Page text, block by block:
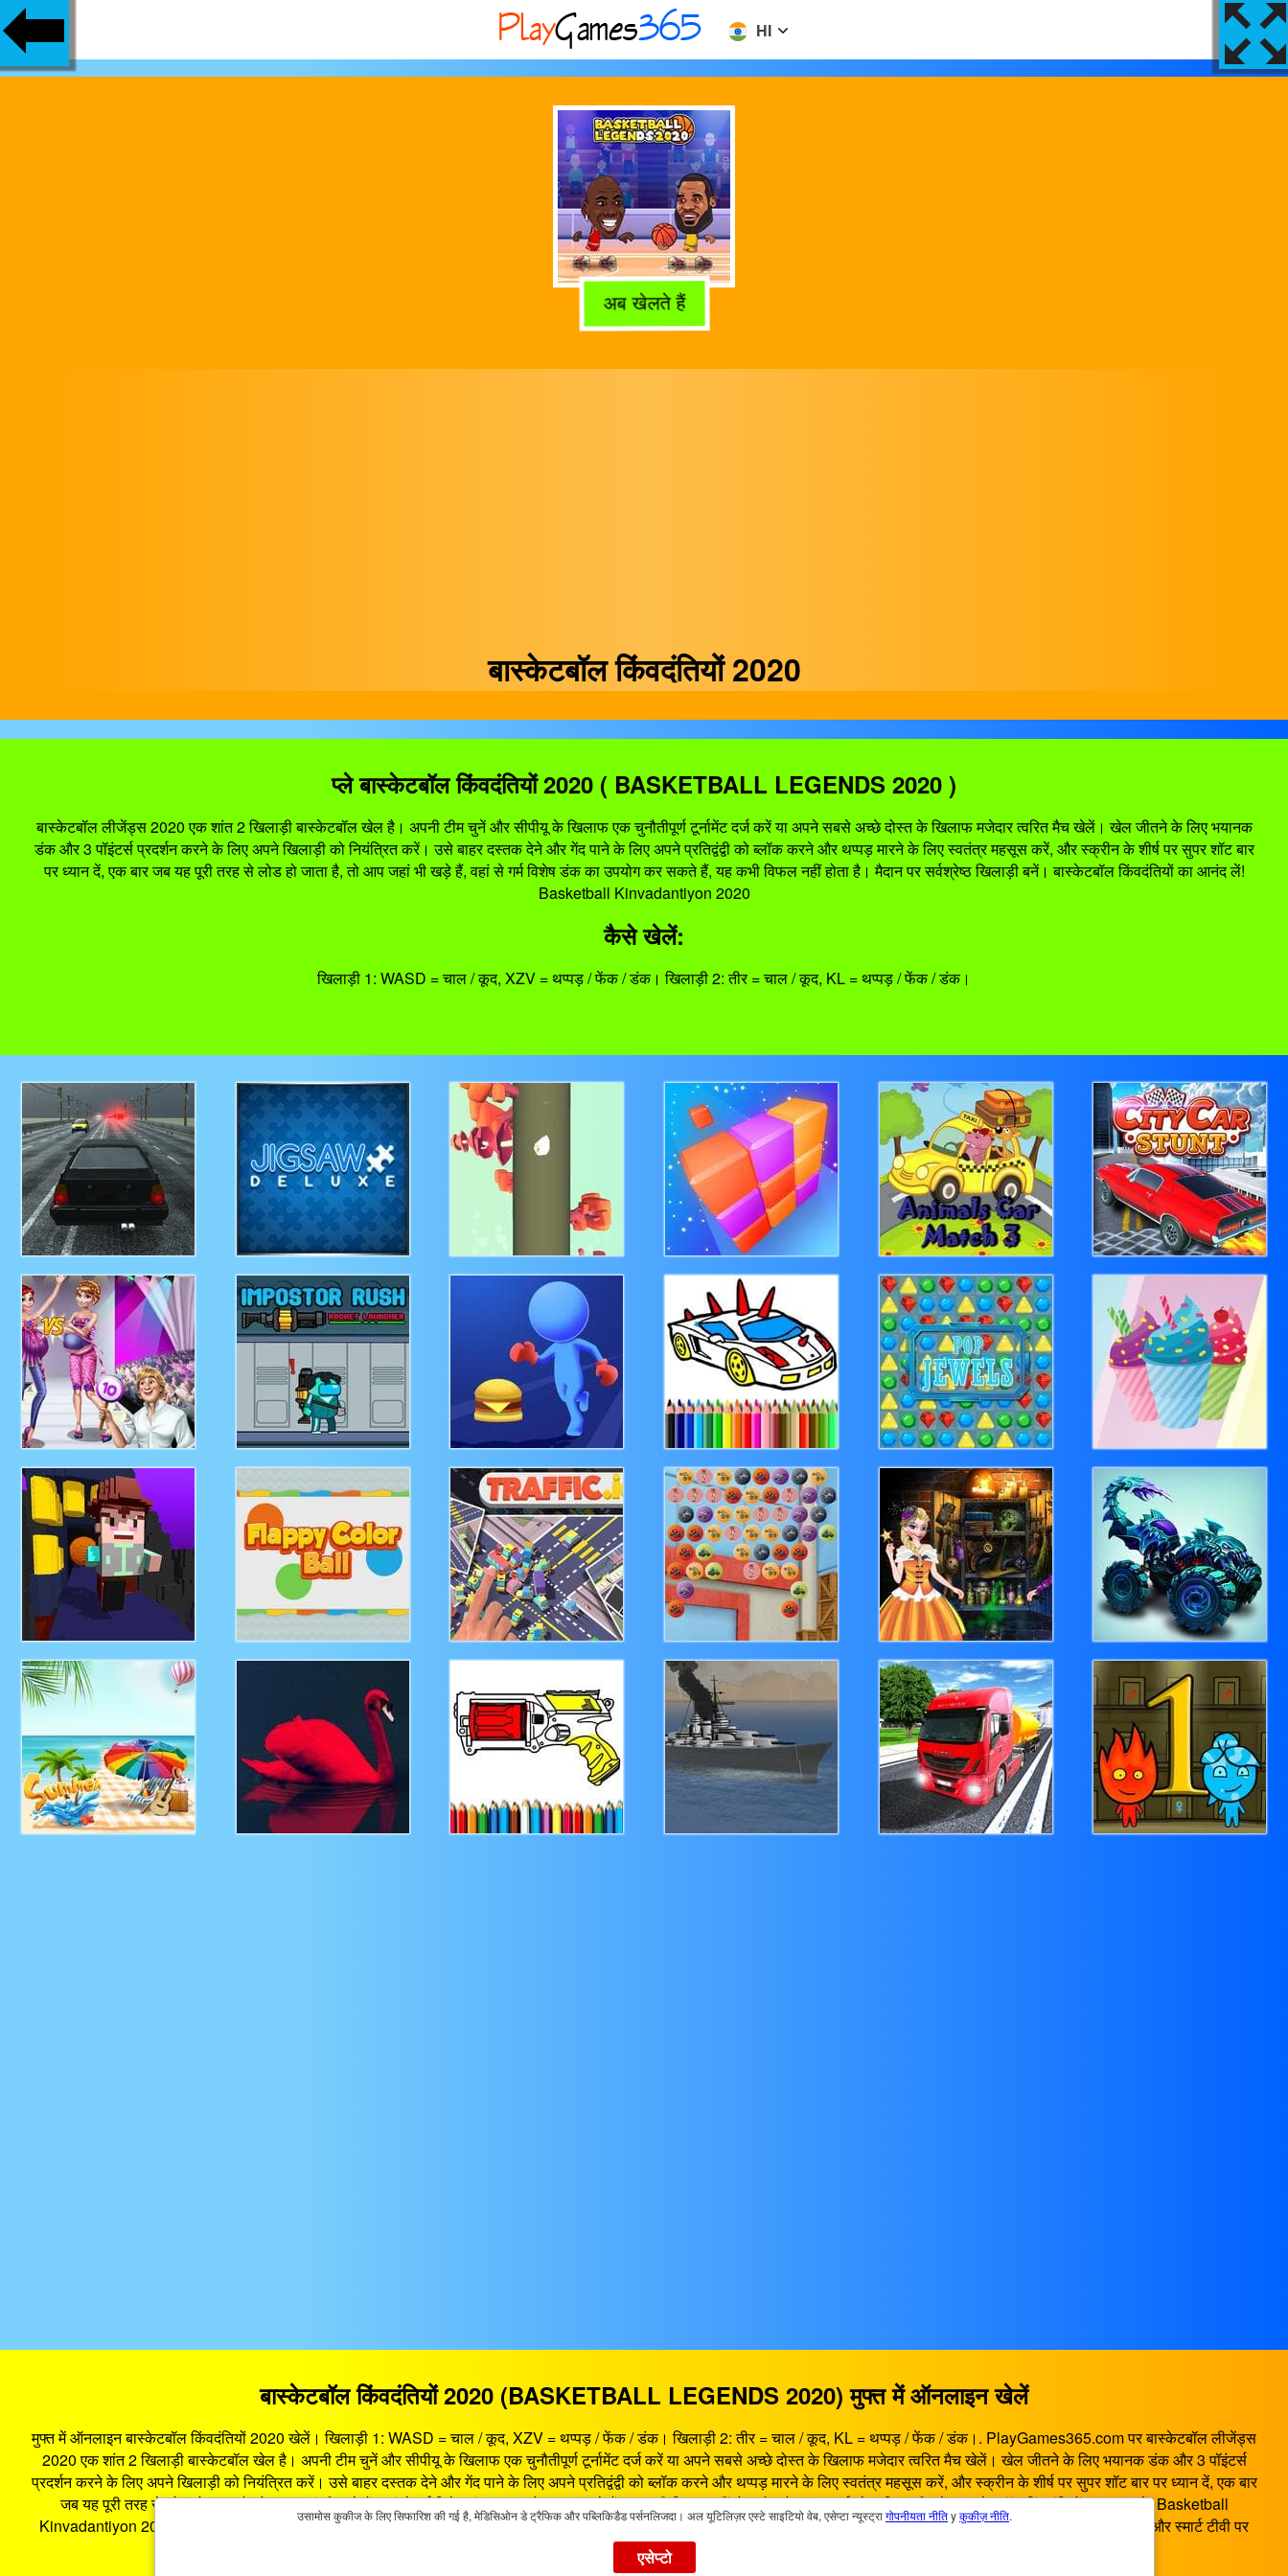
HI
अब खेलते हैं
बास्केटबॉल किंवदंतियों 2020
प्ले बास्केटबॉल किंवदंतियों 2020 ( BASKETBALL LEGENDS 2020 )
बास्केटबॉल लीजेंड्स 2020 एक शांत 2 खिलाड़ी बास्केटबॉल खेल है। अपनी टीम चुनें और सीपीयू के खिलाफ एक चुनौतीपूर्ण टूर्नामेंट दर्ज करें या अपने सबसे अच्छे दोस्त के खिलाफ मजेदार त्वरित मैच खेलें। खेल जीतने के लिए भयानक
डंक और 3 पॉइंटर्स प्रदर्शन करने के लिए अपने खिलाड़ी को नियंत्रित करें। उसे बाहर दस्तक देने और गेंद पाने के लिए अपने प्रतिद्वंद्वी को ब्लॉक करने और थप्पड़ मारने के लिए स्वतंत्र महसूस करें, और स्क्रीन के शीर्ष पर सुपर शॉट बार
पर ध्यान दें, एक बार जब यह पूरी तरह से लोड हो जाता है, तो आप जहां भी खड़े हैं, वहां से गर्म विशेष डंक का उपयोग कर सकते हैं, यह कभी विफल नहीं होता है। मैदान पर सर्वश्रेष्ठ खिलाड़ी बनें। बास्केटबॉल किंवदंतियों का आनंद लें!
Basketball Kinvadantiyon 2020
कैसे खेलें:
खिलाड़ी 1: WASD = चाल / कूद, XZV = थप्पड़ / फेंक / डंक। खिलाड़ी 2: तीर = चाल / कूद, KL = थप्पड़ / फेंक / डंक।
बास्केटबॉल किंवदंतियों 2020 (BASKETBALL LEGENDS 2020) मुफ्त में ऑनलाइन खेलें
मुफ्त में ऑनलाइन बास्केटबॉल किंवदंतियों 2020 खेलें। खिलाड़ी 1: WASD = चाल / कूद, XZV = थप्पड़ / फेंक / डंक। खिलाड़ी 2: तीर = चाल / कूद, KL = थप्पड़ / फेंक / डंक।. PlayGames365.com पर बास्केटबॉल लीजेंड्स
2020 एक शांत 2 खिलाड़ी बास्केटबॉल खेल है। अपनी टीम चुनें और सीपीयू के खिलाफ एक चुनौतीपूर्ण टूर्नामेंट दर्ज करें या अपने सबसे अच्छे दोस्त के खिलाफ मजेदार त्वरित मैच खेलें। खेल जीतने के लिए भयानक डंक और 3 पॉइंटर्स
प्रदर्शन करने के लिए अपने खिलाड़ी को नियंत्रित करें। उसे बाहर दस्तक देने और गेंद पाने के लिए अपने प्रतिद्वंद्वी को ब्लॉक करने और थप्पड़ मारने के लिए स्वतंत्र महसूस करें, और स्क्रीन के शीर्ष पर सुपर शॉट बार पर ध्यान दें, एक बार
जब यह पूरी तरह से लोड हो जाता है, तो आप जहां भी खड़े हैं, वहां से गर्म विशेष डंक का उपयोग कर सकते हैं, यह कभी विफल नहीं होता है। मैदान पर सर्वश्रेष्ठ खिलाड़ी बनें। बास्केटबॉल किंवदंतियों का आनंद लें! Basketball
Kinvadantiyon 2020 Basketball Legends 2020, यह पृष्ठ आपको ब्राउज़र में सर्वश्रेष्ठ गेमिंग मनोरंजन प्रदान करता है। बास्केटबॉल किंवदंतियों 2020 एक HTML5 गेम है जो स्मार्टफोन, टैबलेट, पीसी और स्मार्ट टीवी पर
काम करता है। आप बास्केटबॉल किंवदंतियों 2020 कहीं भी और कभी भी खेल सकते हैं।
उसामोस कुकीज के लिए सिफारिश की गई है, मेडिसिओन डे ट्रैफिक और पब्लिकिडैड पर्सनलिजदा। अल यूटिलिज़र एस्टे साइटियो वेब, एसेप्टा न्यूस्ट्रागोपनीयता नीतिyकुकीज़ नीति.
एसेप्टो